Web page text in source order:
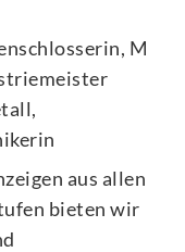
M
aus allen
bieten wir